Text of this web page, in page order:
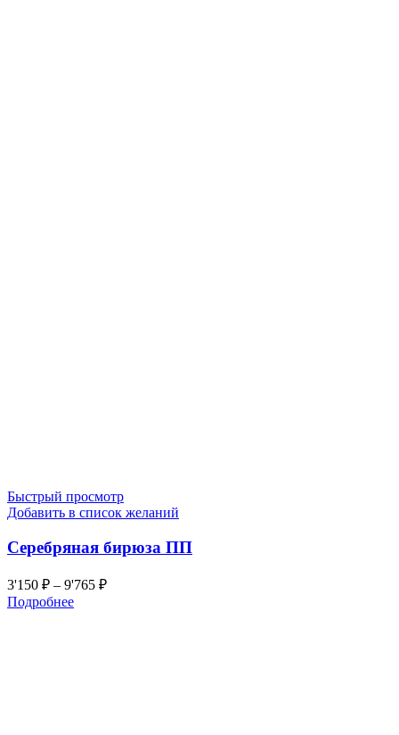
Быстрый просмотр
Добавить в список желаний
Серебряная бирюза ПП
3'150 ₽ – 9'765 ₽
Подробнее